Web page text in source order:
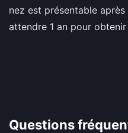
nez est présentable
attendre 1 an pour
Questions